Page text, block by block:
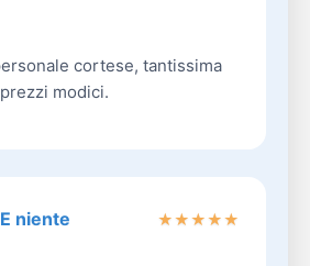
cortese, tantissima
modici.
niente ★★★★★